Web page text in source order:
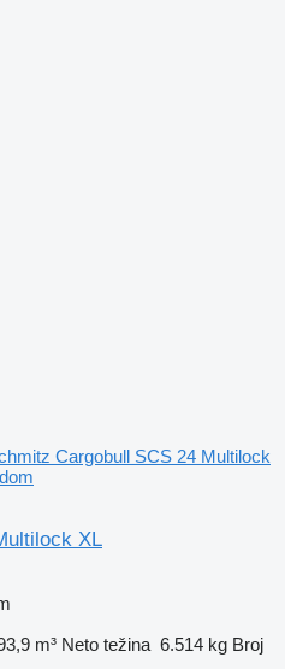
Cargobull SCS 24 Multilock
XL
m³ Neto težina 6.514 kg Broj